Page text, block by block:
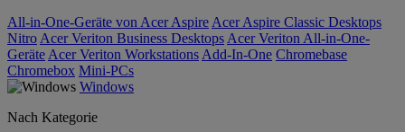
All-in-One-Geräte von Acer Aspire Acer Aspire Classic Desktops
Nitro Acer Veriton Business Desktops Acer Veriton All-in-One-
Geräte Acer Veriton Workstations Add-In-One Chromebase
Chromebox Mini-PCs
Windows
Nach Kategorie